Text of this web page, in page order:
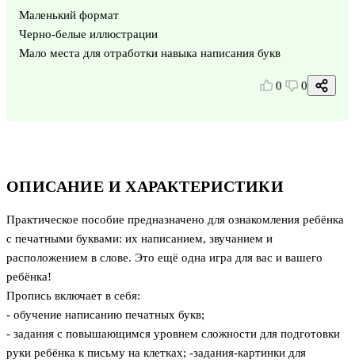
ОПИСАНИЕ И ХАРАКТЕРИСТИКИ
Практическое пособие предназначено для ознакомления ребёнка
с печатными буквами: их написанием, звучанием и
расположением в слове. Это ещё одна игра для вас и вашего
ребёнка!
Пропись включает в себя:
- обучение написанию печатных букв;
- задания с повышающимся уровнем сложности для подготовки
руки ребёнка к письму на клетках; -задания-картинки для
Маленький формат
Черно-белые иллюстрации
Мало места для отработки навыка написания букв
0 0